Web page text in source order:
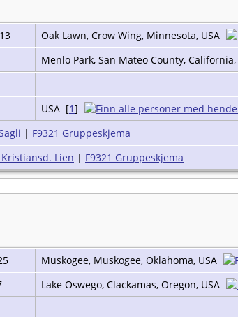
Oak Lawn, Crow Wing, Minnesota, USA
Menlo Park, San Mateo County, California,
USA [1]
| F9321 Gruppeskjema
Lien | F9321 Gruppeskjema
Muskogee, Muskogee, Oklahoma, USA
Lake Oswego, Clackamas, Oregon, USA